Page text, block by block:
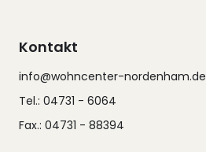
Kontakt
info@wohncenter-nordenham.de
Tel.: 04731 - 6064
Fax.: 04731 - 88394